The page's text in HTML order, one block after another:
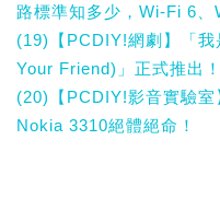
路標準知多少，Wi-Fi 6、
(19)【PCDIY!網劇】「
Your Friend)」正式推出！
(20)【PCDIY!影音實驗
Nokia 3310絕體絕命！